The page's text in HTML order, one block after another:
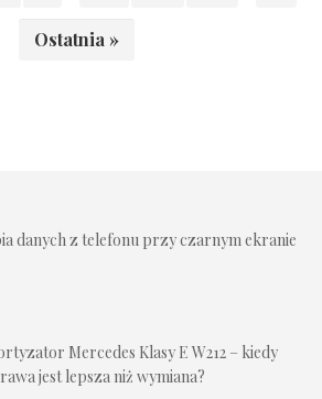
Ostatnia »
danych z telefonu przy czarnym ekranie
Mercedes Klasy E W212 – kiedy
jest lepsza niż wymiana?